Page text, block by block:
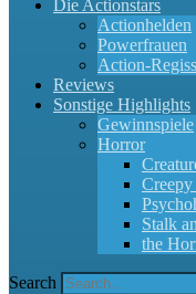
Die Actionstars
Actionhelden
Powerfrauen
Action-
Reviews
Sonstige Highlights
Gewinnspiele
Horror
Stalk
the
Search